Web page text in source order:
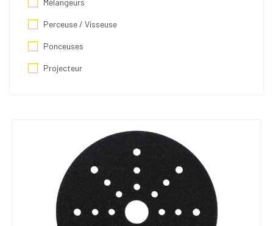
Mélangeurs
Perceuse / Visseuse
Ponceuses
Projecteur